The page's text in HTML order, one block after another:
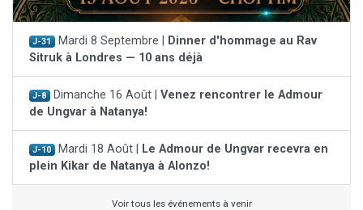
J-31 Mardi 8 Septembre |
Dinner d'hommage au Rav
Sitruk à Londres — 10 ans déjà
J-8 Dimanche 16 Août | Venez rencontrer le Admour
de Ungvar à Natanya!
J-10 Mardi 18 Août |
Le Admour de Ungvar recevra en
plein Kikar de Natanya à Alonzo!
Voir tous les événements à venir